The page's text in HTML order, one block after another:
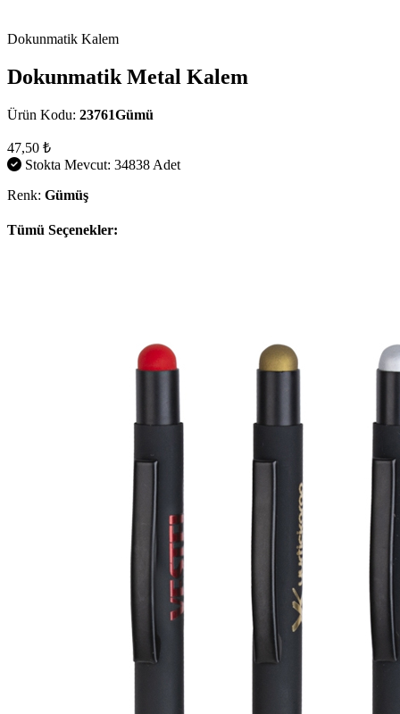
Dokunmatik Kalem
Dokunmatik Metal Kalem
Ürün Kodu: 23761Gümü
47,50 ₺
Stokta Mevcut: 34838 Adet
Renk: Gümüş
Tümü Seçenekler: